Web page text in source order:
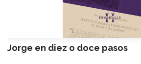
Jorge en diez o doce pasos